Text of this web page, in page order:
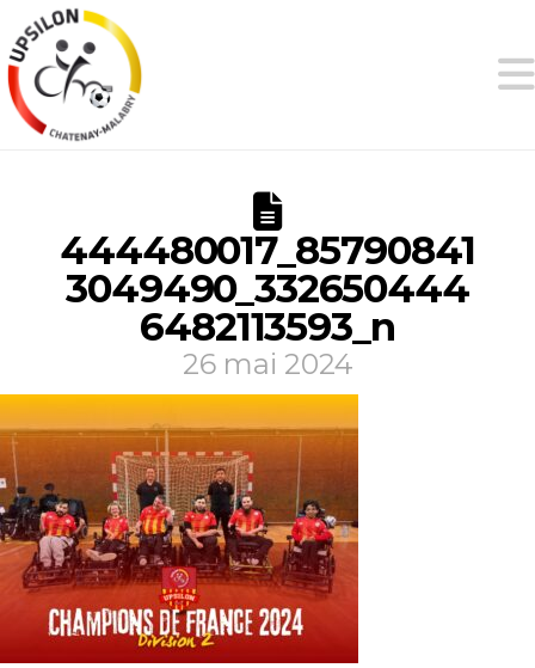
444480017_85790841
3049490_332650444
6482113593_n
26 mai 2024